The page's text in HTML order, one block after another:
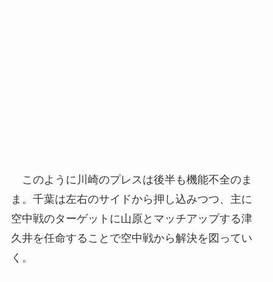
このように川崎のプレスは後半も機能不全のま
ま。千葉は左右のサイドから押し込みつつ、主に
空中戦のターゲットに山原とマッチアップする津
久井を任命することで空中戦から解決を図ってい
く。